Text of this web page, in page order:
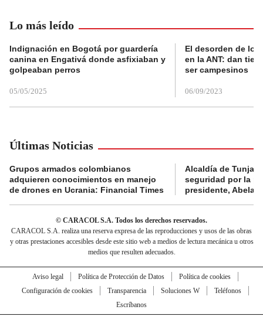
Lo más leído
Indignación en Bogotá por guardería
canina en Engativá donde asfixiaban y
golpeaban perros
05/05/2025
El desorden de
en la ANT: dan
ser campesinos
06/09/2023
Últimas Noticias
Grupos armados colombianos
adquieren conocimientos en manejo
de drones en Ucrania: Financial Times
Alcaldía de Tunja
seguridad por la
presidente,
© CARACOL S.A. Todos los derechos reservados.
CARACOL S.A. realiza una reserva expresa de las reproducciones y usos de las obras
y otras prestaciones accesibles desde este sitio web a medios de lectura mecánica u otros
medios que resulten adecuados.
Aviso legal Política de Protección de Datos
Política de cookies
Configuración de cookies
Transparencia Soluciones W
Teléfonos
Escríbanos